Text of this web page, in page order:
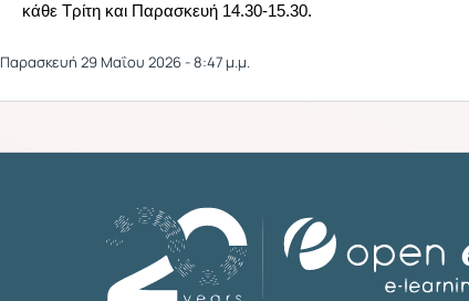
κάθε Τρίτη και Παρασκευή 14.30-15.30.
Παρασκευή 29 Μαΐου 2026 - 8:47 μ.μ.